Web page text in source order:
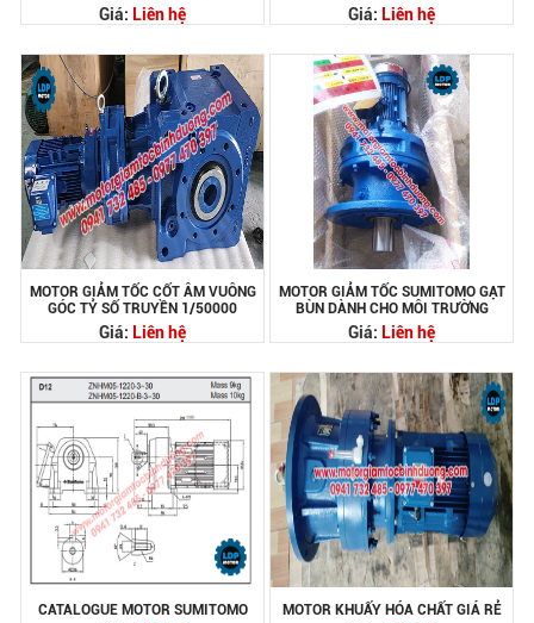
Giá: Liên hệ Giá: Liên hệ
MOTOR GIẢM TỐC CỐT ÂM VUÔNG
GÓC TỶ SỐ TRUYỀN 1/50000
Giá: Liên hệ
MOTOR GIẢM TỐC SUMITOMO GẠT
BÙN DÀNH CHO MÔI TRƯỜNG
Giá: Liên hệ
CATALOGUE MOTOR SUMITOMO MOTOR KHUẤY HÓA CHẤT GIÁ RẺ